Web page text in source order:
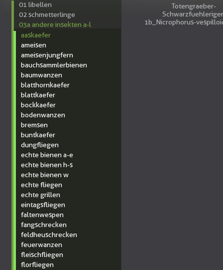
01 libellen
02 schmetterlinge
03a andere insekten a-l
aaskaefer
ameisen
ameisenjungfern
bauchsammlerbienen
baumwanzen
blatthornkaefer
blattkaefer
bockkaefer
bodenwanzen
bremsen
buntkaefer
dungfliegen
echte bienen a-e
echte bienen h-s
echte bienen w
echte fliegen
echte grillen
eintagsfliegen
faltenwespen
fangschrecken
feldheuschrecken
feuerwanzen
fleischfliegen
florfliegen
Totengraeber-
1b_Nicrophorus-